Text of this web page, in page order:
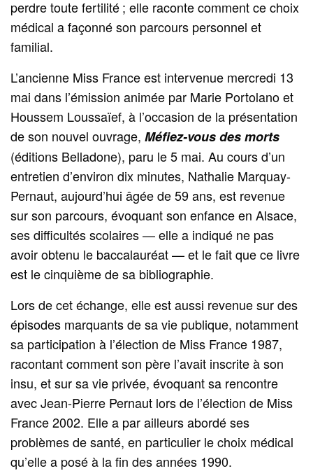
perdre toute fertilité ; elle raconte comment ce choix
médical a façonné son parcours personnel et
familial.
L’ancienne Miss France est intervenue mercredi 13
mai dans l’émission animée par Marie Portolano et
Houssem Loussaïef, à l’occasion de la présentation
de son nouvel ouvrage,Méfiez-vous des morts
(éditions Belladone), paru le 5 mai. Au cours d’un
entretien d’environ dix minutes, Nathalie Marquay-
Pernaut, aujourd’hui âgée de 59 ans, est revenue
sur son parcours, évoquant son enfance en Alsace,
ses difficultés scolaires — elle a indiqué ne pas
avoir obtenu le baccalauréat — et le fait que ce livre
est le cinquième de sa bibliographie.
Lors de cet échange, elle est aussi revenue sur des
épisodes marquants de sa vie publique, notamment
sa participation à l’élection de Miss France 1987,
racontant comment son père l’avait inscrite à son
insu, et sur sa vie privée, évoquant sa rencontre
avec Jean-Pierre Pernaut lors de l’élection de Miss
France 2002. Elle a par ailleurs abordé ses
problèmes de santé, en particulier le choix médical
qu’elle a posé à la fin des années 1990.